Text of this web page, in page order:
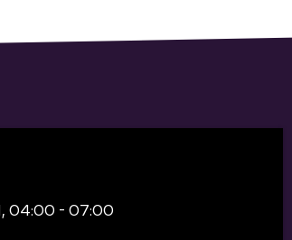
04:00 - 07:00